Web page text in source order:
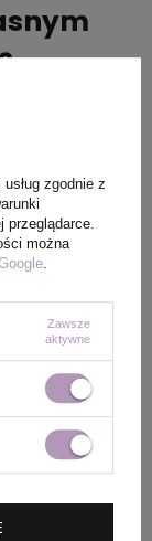
można
lub
na
do
z zakresu
zgodnie z
przeglądarce.
można
Zawsze
aktywne